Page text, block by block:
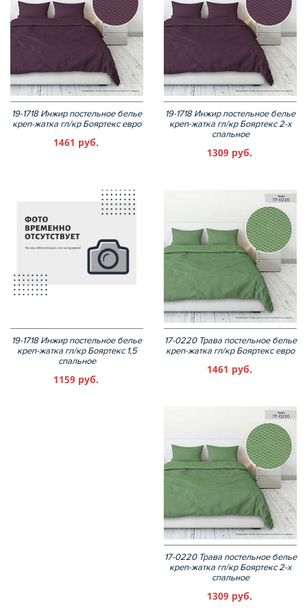
19-1718 Инжир постельное белье
креп-жатка гл/кр Бояртекс евро
1461 руб.
19-1718 Инжир постельное белье
креп-жатка гл/кр Бояртекс 2-х
спальное
1309 руб.
19-1718 Инжир постельное белье
креп-жатка гл/кр Бояртекс 1,5
спальное
1159 руб.
17-0220 Трава постельное белье
креп-жатка гл/кр Бояртекс евро
1461 руб.
17-0220 Трава постельное белье
креп-жатка гл/кр Бояртекс 2-х
спальное
1309 руб.